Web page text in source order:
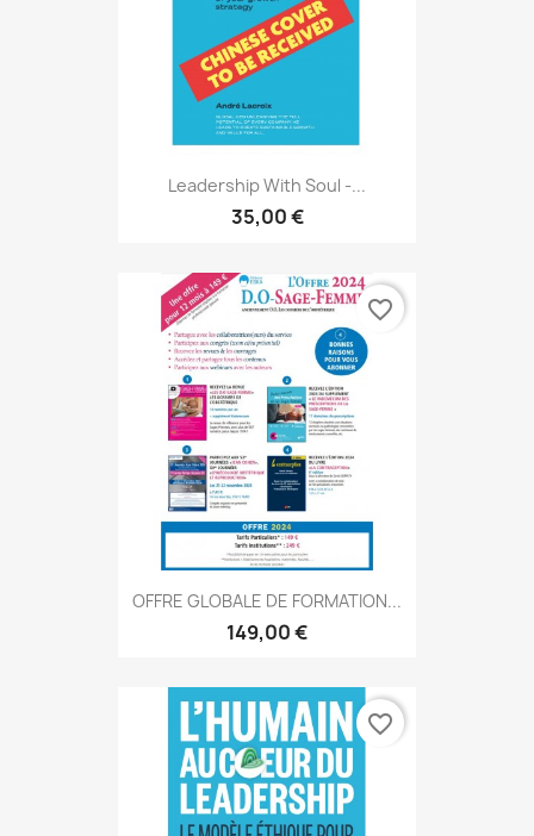
Leadership With Soul -...
35,00 €
OFFRE GLOBALE DE FORMATION...
149,00 €
favorite_border
favorite_border